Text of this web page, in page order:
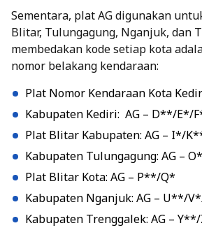
Sementara, plat AG digunakan
Blitar, Tulungagung, Nganjuk, dan
membedakan kode setiap kota
nomor belakang kendaraan:
Plat Nomor Kendaraan Kota
Kabupaten Kediri: AG – D**/E*/
Plat Blitar Kabupaten: AG – I*/
Kabupaten Tulungagung: AG –
Plat Blitar Kota: AG – P**/Q*
Kabupaten Nganjuk: AG – U**/
Kabupaten Trenggalek: AG –